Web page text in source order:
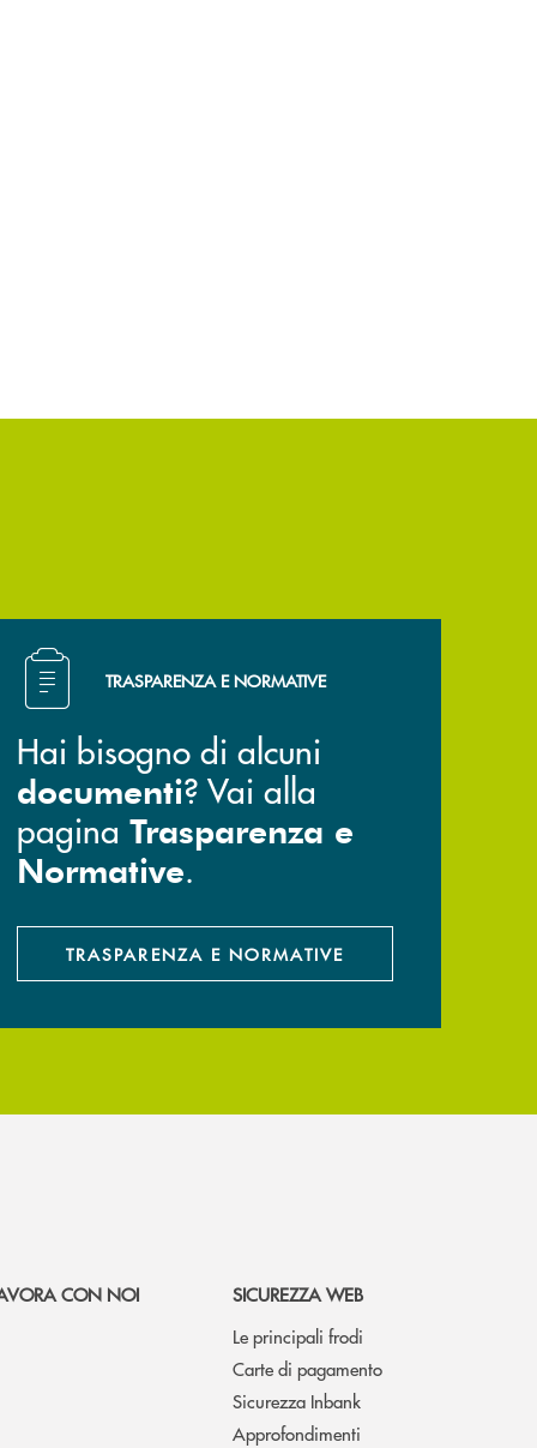
Hai bisogno di alcuni documenti ? Vai alla pagina
TRASPARENZA E NORMATIVE
Hai bisogno di alcuni
documenti? Vai alla
pagina Trasparenza e
Normative.
TRASPARENZA E NORMATIVE
CON NOI
SICUREZZA WEB
Le principali frodi
Carte di pagamento
Sicurezza Inbank
Approfondimenti